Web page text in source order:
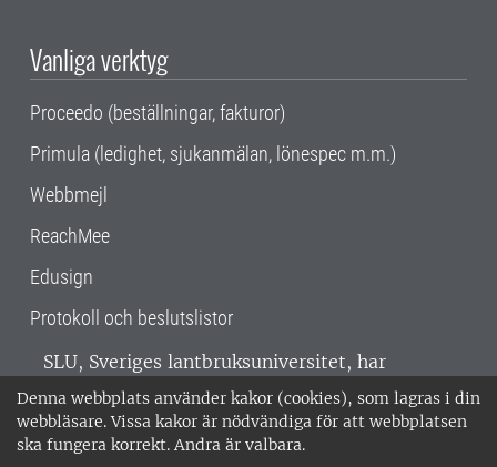
Denna webbplats använder kakor (cookies), som lagras i din
webbläsare. Vissa kakor är nödvändiga för att webbplatsen
ska fungera korrekt. Andra är valbara.
Vanliga verktyg
Proceedo (beställningar, fakturor)
Primula (ledighet, sjukanmälan, lönespec m.m.)
Webbmejl
ReachMee
Edusign
Protokoll och beslutslistor
SLU, Sveriges lantbruksuniversitet, har
verksamhet över hela Sverige. Huvudorter är
Alnarp, Uppsala och Umeå.SLU är
miljöcertifierat enligt ISO 14001. •